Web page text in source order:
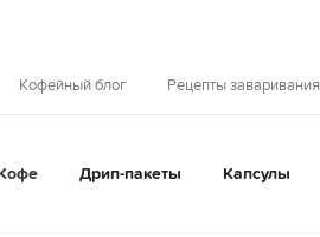
Кофейный блог Рецепты заваривания
Дрип-пакеты Капсулы